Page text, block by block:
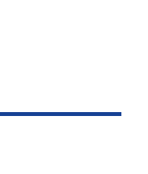
la Cité.